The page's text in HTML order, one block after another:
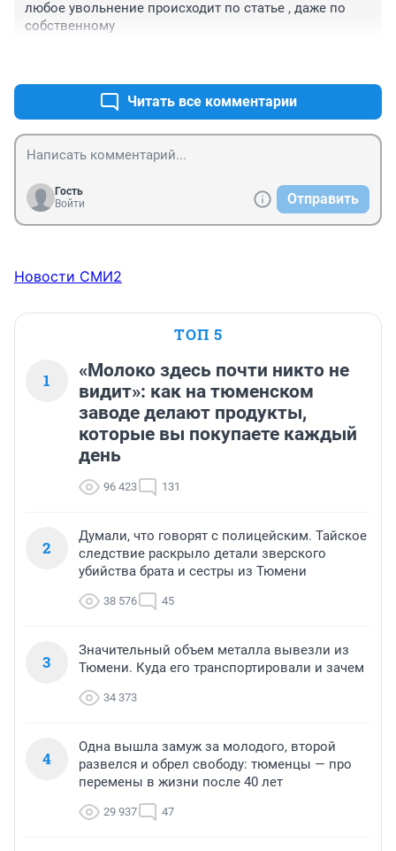
любое увольнение происходит по статье , даже по
собственному
Читать все комментарии
Гость
Войти
Отправить
Новости СМИ2
ТОП 5
1
«Молоко здесь почти никто не
видит»: как на тюменском
заводе делают продукты,
которые вы покупаете каждый
день
96 423 131
2
Думали, что говорят с полицейским. Тайское
следствие раскрыло детали зверского
убийства брата и сестры из Тюмени
38 576 45
3
Значительный объем металла вывезли из
Тюмени. Куда его транспортировали и зачем
34 373
4
Одна вышла замуж за молодого, второй
развелся и обрел свободу: тюменцы — про
перемены в жизни после 40 лет
29 937 47